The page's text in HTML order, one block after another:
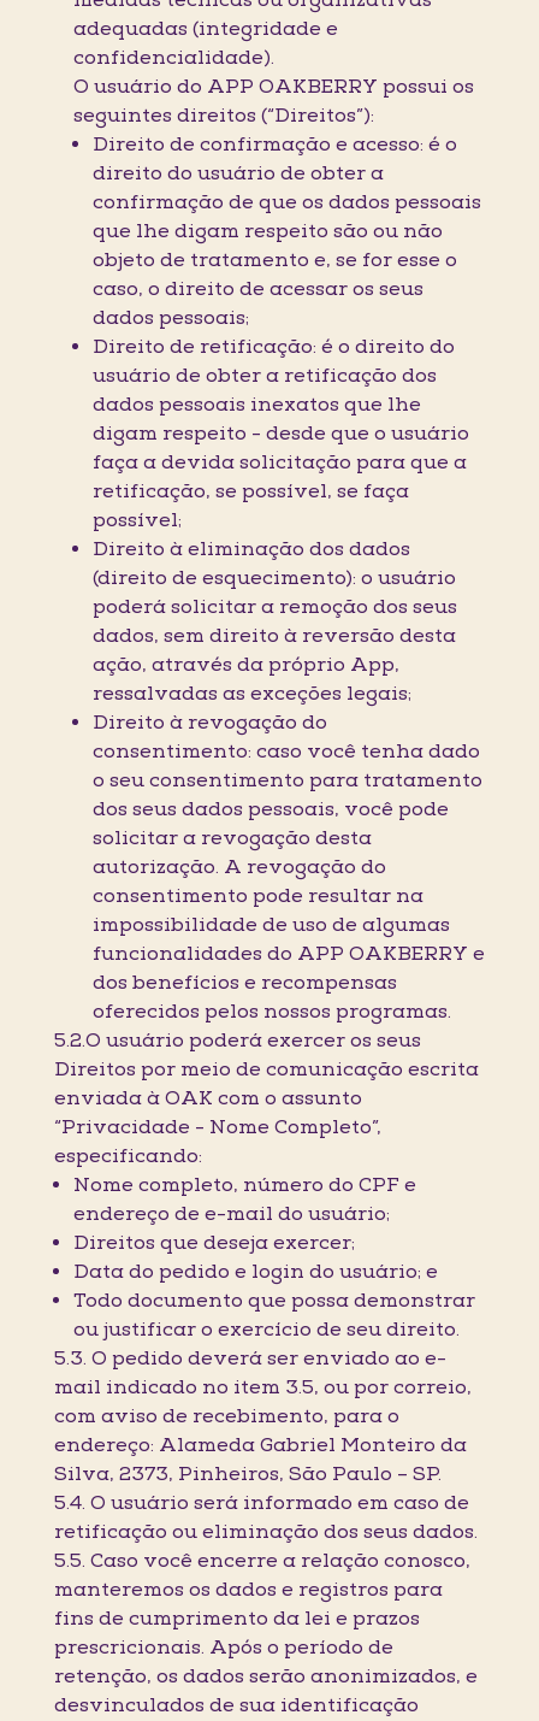
adequadas (integridade e
confidencialidade).
O usuário do APP OAKBERRY possui os
seguintes direitos (“Direitos”):
Direito de confirmação e acesso: é o
direito do usuário de obter a
confirmação de que os dados pessoais
que lhe digam respeito são ou não
objeto de tratamento e, se for esse o
caso, o direito de acessar os seus
dados pessoais;
Direito de retificação: é o direito do
usuário de obter a retificação dos
dados pessoais inexatos que lhe
digam respeito - desde que o usuário
faça a devida solicitação para que a
retificação, se possível, se faça
possível;
Direito à eliminação dos dados
(direito de esquecimento): o usuário
poderá solicitar a remoção dos seus
dados, sem direito à reversão desta
ação, através da próprio App,
ressalvadas as exceções legais;
Direito à revogação do
consentimento: caso você tenha dado
o seu consentimento para tratamento
dos seus dados pessoais, você pode
solicitar a revogação desta
autorização. A revogação do
consentimento pode resultar na
impossibilidade de uso de algumas
funcionalidades do APP OAKBERRY e
dos benefícios e recompensas
oferecidos pelos nossos programas.
5.2.O usuário poderá exercer os seus
Direitos por meio de comunicação escrita
enviada à OAK com o assunto
“Privacidade - Nome Completo”,
especificando:
Nome completo, número do CPF e
endereço de e-mail do usuário;
Direitos que deseja exercer;
Data do pedido e login do usuário; e
Todo documento que possa demonstrar
ou justificar o exercício de seu direito.
5.3. O pedido deverá ser enviado ao e-
mail indicado no item 3.5, ou por correio,
com aviso de recebimento, para o
endereço: Alameda Gabriel Monteiro da
Silva, 2373, Pinheiros, São Paulo – SP.
5.4. O usuário será informado em caso de
retificação ou eliminação dos seus dados.
5.5. Caso você encerre a relação conosco,
manteremos os dados e registros para
fins de cumprimento da lei e prazos
prescricionais. Após o período de
retenção, os dados serão anonimizados, e
desvinculados de sua identificação